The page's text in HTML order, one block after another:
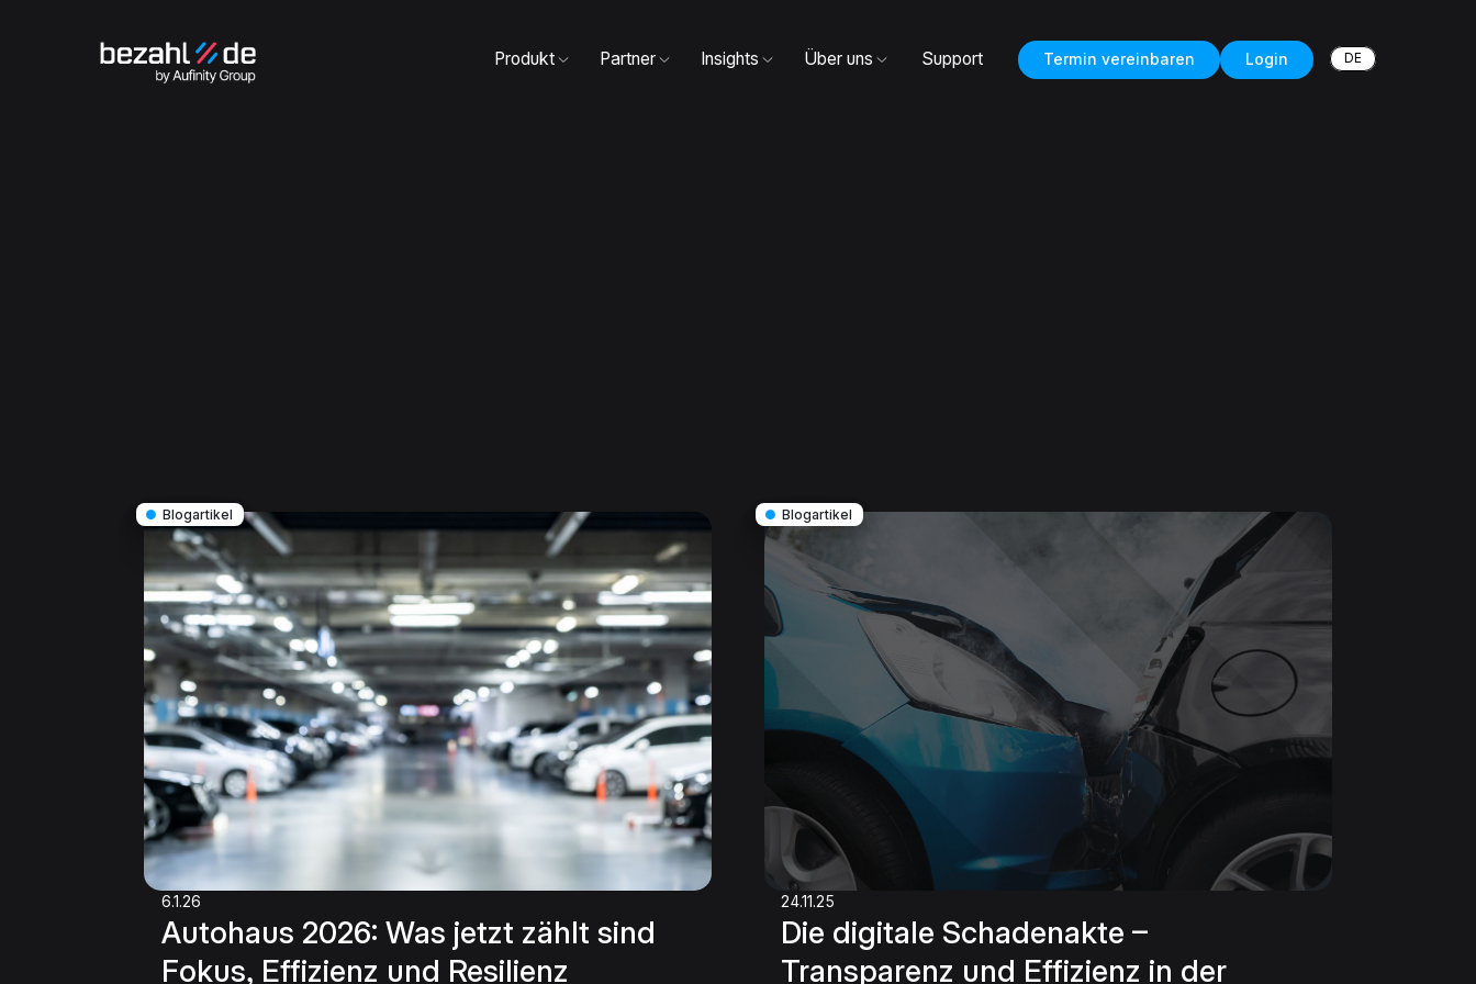
Produkt Partner Insights Über uns Support Termin vereinbaren Login DE
● Blogartikel
6.1.26
Autohaus 2026: Was jetzt zählt sind
Fokus, Effizienz und Resilienz
● Blogartikel
24.11.25
Die digitale Schadenakte –
Transparenz und Effizienz in der